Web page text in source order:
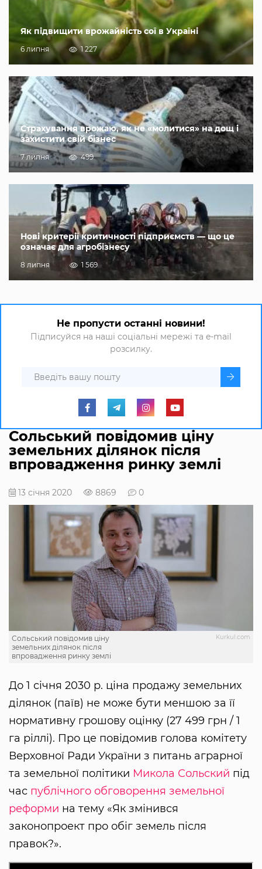
Як підвищити врожайність сої в Україні
6 липня 1 227
Страхування врожаю, як не «молитися» на дощ і
захистити свій бізнес
7 липня 499
Нові критерії критичності підприємств — що це
означає для агробізнесу
8 липня 1 569
Не пропусти останні новини!
Підписуйся на наші соціальні мережі та e-mail
розсилку.
Сольський повідомив ціну
земельних ділянок після
впровадження ринку землі
13 січня 2020 8869 0
Kurkul.com
Сольський повідомив ціну
земельних ділянок після
впровадження ринку землі
До 1 січня 2030 р. ціна продажу земельних
ділянок (паїв) не може бути меншою за її
нормативну грошову оцінку (27 499 грн / 1
га ріллі). Про це повідомив голова комітету
Верховної Ради України з питань аграрної
та земельної політики Микола Сольский під
час публічного обговорення земельної
реформи на тему «Як змінився
законопроект про обіг земель після
правок?».